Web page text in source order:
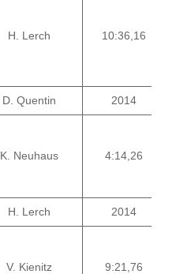
H. Lerch
10:36,16
D. Quentin 2014
K. Neuhaus 4:14,26
H. Lerch 2014
V. Kienitz 9:21,76